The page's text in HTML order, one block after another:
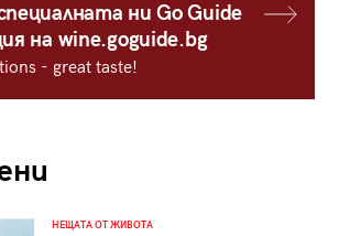
ни Go Guide
на wine.goguide.bg
- great taste!
НЕЩАТА ОТ ЖИВОТА